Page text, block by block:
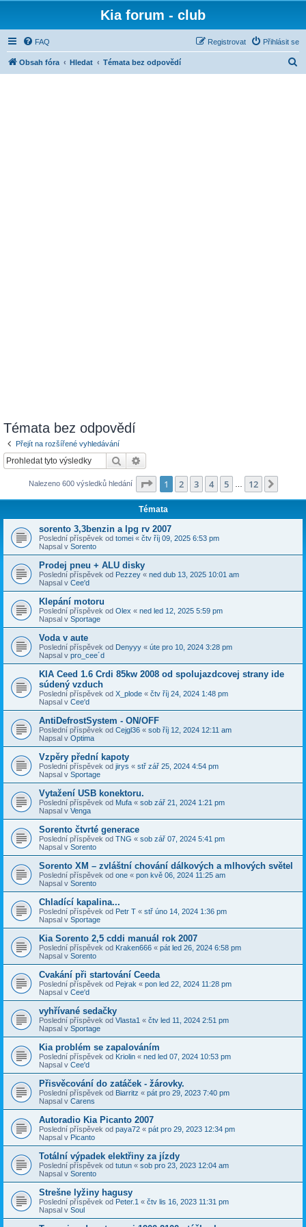
Kia forum - club
FAQ Přihlásit se
Registrovat
Obsah fóra Hledat Témata bez odpovědí
Témata bez odpovědí
Přejít na rozšířené vyhledávání
Hledat
Nalezeno 600 výsledků hledání Stránka z 12
1 2 3 4 5 12
Témata
sorento 3,3benzin a lpg rv 2007
Poslední příspěvek od tomei « čtv říj 09, 2025 6:53 pm
Napsal v Sorento
Prodej pneu + ALU disky
Poslední příspěvek od Pezzey « ned dub 13, 2025 10:01 am
Napsal v Cee'd
Klepání motoru
Poslední příspěvek od Olex « ned led 12, 2025 5:59 pm
Napsal v Sportage
Voda v aute
Poslední příspěvek od Denyyy « úte pro 10, 2024 3:28 pm
Napsal v pro_cee´d
KIA Ceed 1.6 Crdi 85kw 2008 od spolujazdcovej strany ide
súdený vzduch
Poslední příspěvek od X_plode « čtv říj 24, 2024 1:48 pm
Napsal v Cee'd
AntiDefrostSystem - ON/OFF
Poslední příspěvek od Cejgl36 « sob říj 12, 2024 12:11 am
Napsal v Optima
Vzpěry přední kapoty
Poslední příspěvek od jirys « stř zář 25, 2024 4:54 pm
Napsal v Sportage
Vytažení USB konektoru.
Poslední příspěvek od Mufa « sob zář 21, 2024 1:21 pm
Napsal v Venga
Sorento čtvrté generace
Poslední příspěvek od TNG « sob zář 07, 2024 5:41 pm
Napsal v Sorento
Sorento XM – zvláštní chování dálkových a mlhových světel
Poslední příspěvek od one « pon kvě 06, 2024 11:25 am
Napsal v Sorento
Chladící kapalina...
Poslední příspěvek od Petr T « stř úno 14, 2024 1:36 pm
Napsal v Sportage
Kia Sorento 2,5 cddi manuál rok 2007
Poslední příspěvek od Kraken666 « pát led 26, 2024 6:58 pm
Napsal v Sorento
Cvakání při startování Ceeda
Poslední příspěvek od Pejrak « pon led 22, 2024 11:28 pm
Napsal v Cee'd
vyhřívané sedačky
Poslední příspěvek od Vlasta1 « čtv led 11, 2024 2:51 pm
Napsal v Sportage
Kia problém se zapalováním
Poslední příspěvek od Kriolin « ned led 07, 2024 10:53 pm
Napsal v Cee'd
Přisvěcování do zatáček - žárovky.
Poslední příspěvek od Biarritz « pát pro 29, 2023 7:40 pm
Napsal v Carens
Autoradio Kia Picanto 2007
Poslední příspěvek od paya72 « pát pro 29, 2023 12:34 pm
Napsal v Picanto
Totální výpadek elektřiny za jízdy
Poslední příspěvek od tutun « sob pro 23, 2023 12:04 am
Napsal v Sorento
Strešne lyžiny hagusy
Poslední příspěvek od Peter.1 « čtv lis 16, 2023 11:31 pm
Napsal v Soul